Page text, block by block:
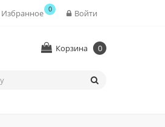
Войти
Избранное 0
Корзина 0